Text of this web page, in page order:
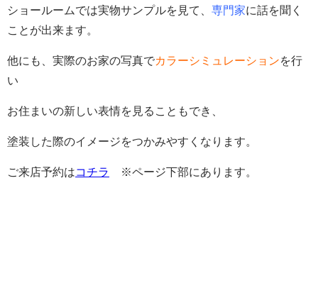
ショールームでは実物サンプルを見て、 専門家に話を聞く
ことが出来ます。
他にも、実際のお家の写真でカラーシミュレーションを行
い
お住まいの新しい表情を見ることもでき、
塗装した際のイメージをつかみやすくなります。
ご来店予約はコチラ ※ページ下部にあります。